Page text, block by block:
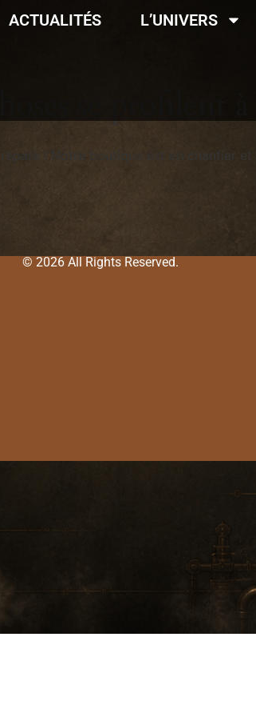
ACTUALITÉS L’UNIVERS
! Notre boutique est en chantier
© 2026 All Rights Reserved.